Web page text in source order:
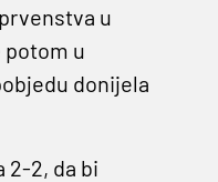
u
potom u
donijela
2-2, da bi